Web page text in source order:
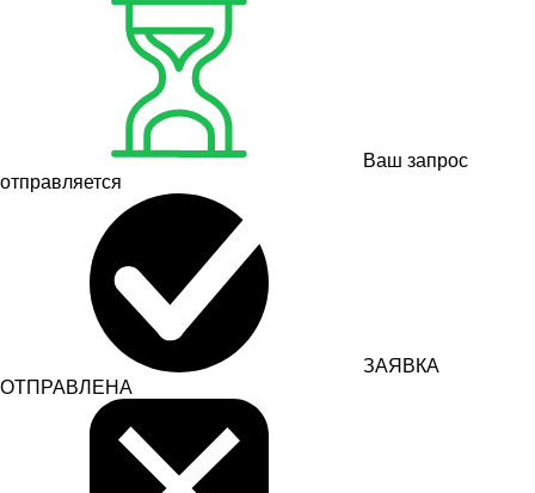
Ваш запрос
отправляется
ЗАЯВКА
ОТПРАВЛЕНА